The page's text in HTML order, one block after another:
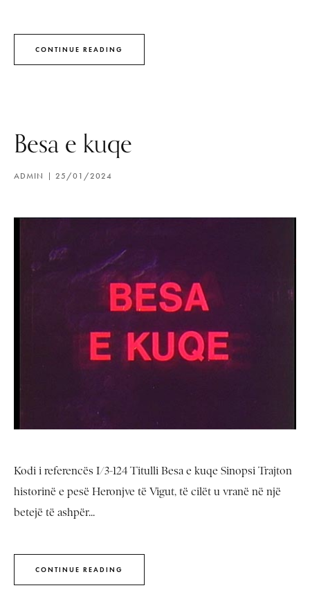
CONTINUE READING
Besa e kuqe
ADMIN 25/01/2024
Kodi i referencës I/3-124 Titulli Besa e kuqe Sinopsi Trajton
historinë e pesë Heronjve të Vigut, të cilët u vranë në një
betejë të ashpër...
CONTINUE READING